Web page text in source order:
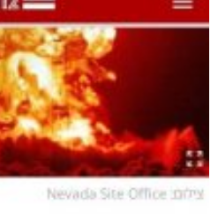
ט.ל.ח בכפוף